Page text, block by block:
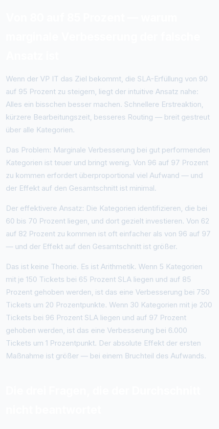
Wenn der VP IT das Ziel bekommt, die SLA-Erfüllung von 90
auf 95 Prozent zu steigern, liegt der intuitive Ansatz nahe:
Alles ein bisschen besser machen. Schnellere Erstreaktion,
kürzere Bearbeitungszeit, besseres Routing — breit gestreut
über alle Kategorien.
Das Problem: Marginale Verbesserung bei gut performenden
Kategorien ist teuer und bringt wenig. Von 96 auf 97 Prozent
zu kommen erfordert überproportional viel Aufwand — und
der Effekt auf den Gesamtschnitt ist minimal.
Der effektivere Ansatz: Die Kategorien identifizieren, die bei
60 bis 70 Prozent liegen, und dort gezielt investieren. Von 62
auf 82 Prozent zu kommen ist oft einfacher als von 96 auf 97
— und der Effekt auf den Gesamtschnitt ist größer.
Das ist keine Theorie. Es ist Arithmetik. Wenn 5 Kategorien
mit je 150 Tickets bei 65 Prozent SLA liegen und auf 85
Prozent gehoben werden, ist das eine Verbesserung bei 750
Tickets um 20 Prozentpunkte. Wenn 30 Kategorien mit je 200
Tickets bei 96 Prozent SLA liegen und auf 97 Prozent
gehoben werden, ist das eine Verbesserung bei 6.000
Tickets um 1 Prozentpunkt. Der absolute Effekt der ersten
Maßnahme ist größer — bei einem Bruchteil des Aufwands.